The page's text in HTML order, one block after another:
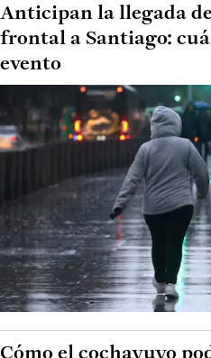
Anticipan la llegada
frontal a Santiago:
evento